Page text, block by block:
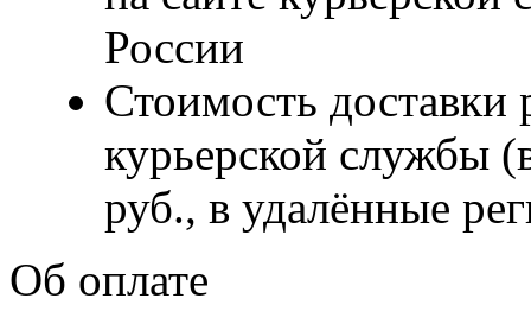
России
Стоимость доставки
курьерской службы
руб., в удалённые
Об оплате